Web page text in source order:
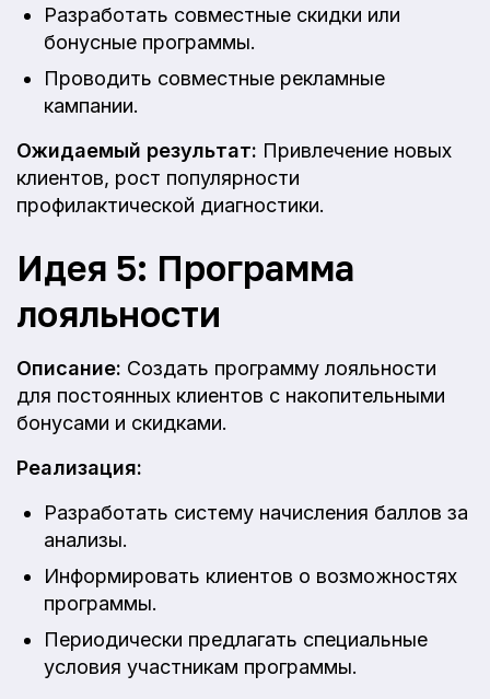
Разработать совместные скидки или
бонусные программы.
Проводить совместные рекламные
кампании.
Ожидаемый результат: Привлечение новых
клиентов, рост популярности
профилактической диагностики.
Идея 5: Программа
лояльности
Описание: Создать программу лояльности
для постоянных клиентов с накопительными
бонусами и скидками.
Реализация:
Разработать систему начисления баллов за
анализы.
Информировать клиентов о возможностях
программы.
Периодически предлагать специальные
условия участникам программы.